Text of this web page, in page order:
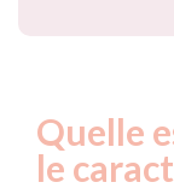
Quelle
le